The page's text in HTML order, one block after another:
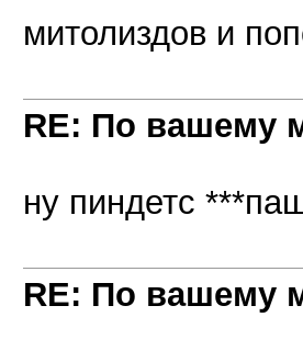
митолиздов и
RE: По вашему
ну пиндетс
RE: По вашему